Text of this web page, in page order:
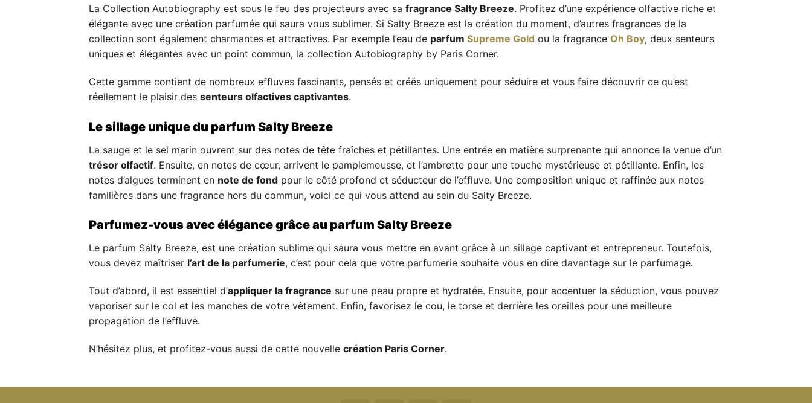
La Collection Autobiography est sous le feu des projecteurs avec sa fragrance Salty Breeze. Profitez d’une expérience olfactive riche et
élégante avec une création parfumée qui saura vous sublimer. Si Salty Breeze est la création du moment, d’autres fragrances de la
collection sont également charmantes et attractives. Par exemple l’eau de parfum Supreme Gold ou la fragrance Oh Boy, deux senteurs
uniques et élégantes avec un point commun, la collection Autobiography by Paris Corner.
Cette gamme contient de nombreux effluves fascinants, pensés et créés uniquement pour séduire et vous faire découvrir ce qu’est
réellement le plaisir des senteurs olfactives captivantes.
Le sillage unique du parfum Salty Breeze
La sauge et le sel marin ouvrent sur des notes de tête fraîches et pétillantes. Une entrée en matière surprenante qui annonce la venue d’un
trésor olfactif. Ensuite, en notes de cœur, arrivent le pamplemousse, et l’ambrette pour une touche mystérieuse et pétillante. Enfin, les
notes d’algues terminent en note de fond pour le côté profond et séducteur de l’effluve. Une composition unique et raffinée aux notes
familières dans une fragrance hors du commun, voici ce qui vous attend au sein du Salty Breeze.
Parfumez-vous avec élégance grâce au parfum Salty Breeze
Le parfum Salty Breeze, est une création sublime qui saura vous mettre en avant grâce à un sillage captivant et entrepreneur. Toutefois,
vous devez maîtriser l’art de la parfumerie, c’est pour cela que votre parfumerie souhaite vous en dire davantage sur le parfumage.
Tout d’abord, il est essentiel d’appliquer la fragrance sur une peau propre et hydratée. Ensuite, pour accentuer la séduction, vous pouvez
vaporiser sur le col et les manches de votre vêtement. Enfin, favorisez le cou, le torse et derrière les oreilles pour une meilleure
propagation de l’effluve.
N’hésitez plus, et profitez-vous aussi de cette nouvelle création Paris Corner.